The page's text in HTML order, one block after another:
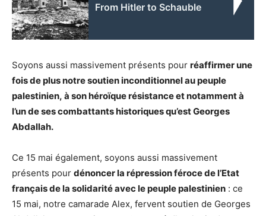
From Hitler to Schauble
Soyons aussi massivement présents pour réaffirmer une
fois de plus notre soutien inconditionnel au peuple
palestinien, à son héroïque résistance et notamment à
l’un de ses combattants historiques qu’est Georges
Abdallah.
Ce 15 mai également, soyons aussi massivement
présents pour dénoncer la répression féroce de l’Etat
français de la solidarité avec le peuple palestinien : ce
15 mai, notre camarade Alex, fervent soutien de Georges